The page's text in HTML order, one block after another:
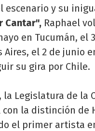
y su
Cantar", Raphael
en Tucumán, el
el 2 de junio
su gira por Chile.
Legislatura de la
la distinción de
el primer artista